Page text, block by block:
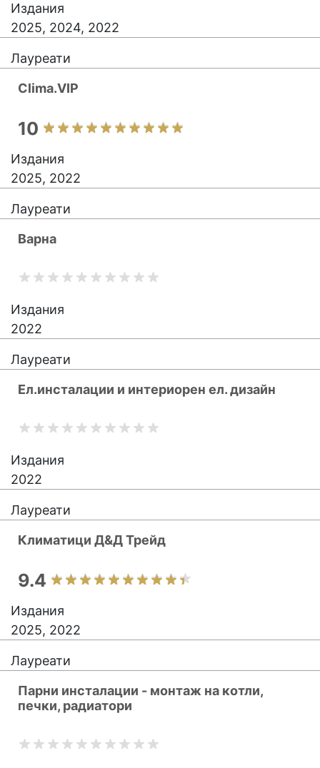
Издания
2025, 2024, 2022
Лауреати
Clima.VIP
10
Издания
2025, 2022
Лауреати
Варна
Издания
2022
Лауреати
Ел.инсталации и интериорен ел. дизайн
Издания
2022
Лауреати
Климатици Д&Д Трейд
9.4
Издания
2025, 2022
Лауреати
Парни инсталации - монтаж на котли,
печки, радиатори